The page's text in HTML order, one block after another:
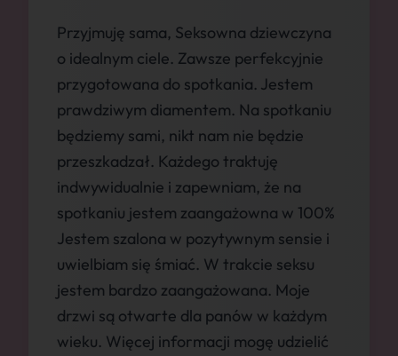
Przyjmuję sama, Seksowna dziewczyna
o idealnym ciele. Zawsze perfekcyjnie
przygotowana do spotkania. Jestem
prawdziwym diamentem. Na spotkaniu
będziemy sami, nikt nam nie będzie
przeszkadzał. Każdego traktuję
indwywidualnie i zapewniam, że na
spotkaniu jestem zaangażowna w 100%
Jestem szalona w pozytywnym sensie i
uwielbiam się śmiać. W trakcie seksu
jestem bardzo zaangażowana. Moje
drzwi są otwarte dla panów w każdym
wieku. Więcej informacji mogę udzielić